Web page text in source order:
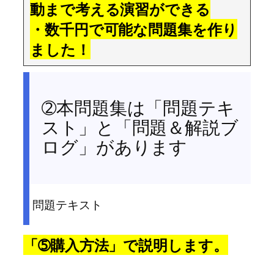
動まで考える演習ができる
・数千円で可能な問題集を作り
ました！
➁本問題集は「問題テキ
スト」と「問題＆解説ブ
ログ」があります
問題テキスト
「➄購入方法」で説明します。